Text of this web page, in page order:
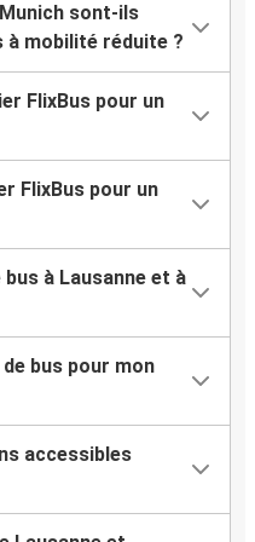
sont-ils
à mobilité réduite ?
FlixBus pour un
FlixBus pour un
à Lausanne et à
bus pour mon
accessibles